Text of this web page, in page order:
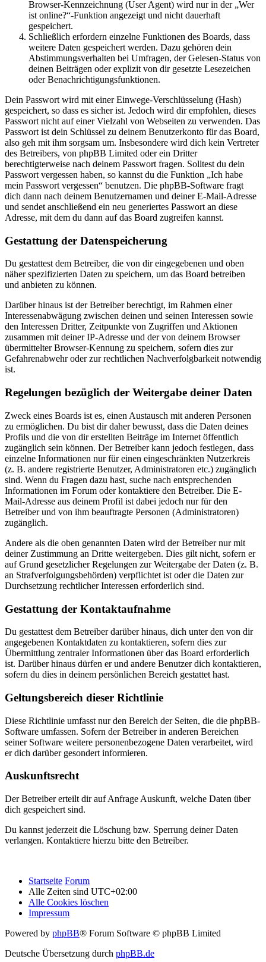
Browser-Kennzeichnung (User Agent) wird nur in der „Wer
ist online?“-Funktion angezeigt und nicht dauerhaft
gespeichert.
Schließlich erfordern einzelne Funktionen des Boards, dass
weitere Daten gespeichert werden. Dazu gehören dein
Abstimmungsverhalten bei Umfragen, der Gelesen-Status von
deinen Beiträgen oder explizit von dir gesetzte Lesezeichen
oder Benachrichtigungsfunktionen.
Dein Passwort wird mit einer Einwege-Verschlüsselung (Hash)
gespeichert, so dass es sicher ist. Jedoch wird dir empfohlen, dieses
Passwort nicht auf einer Vielzahl von Webseiten zu verwenden. Das
Passwort ist dein Schlüssel zu deinem Benutzerkonto für das Board,
also geh mit ihm sorgsam um. Insbesondere wird dich kein Vertreter
des Betreibers, von phpBB Limited oder ein Dritter
berechtigterweise nach deinem Passwort fragen. Solltest du dein
Passwort vergessen haben, so kannst du die Funktion „Ich habe
mein Passwort vergessen“ benutzen. Die phpBB-Software fragt
dich dann nach deinem Benutzernamen und deiner E-Mail-Adresse
und sendet anschließend ein neu generiertes Passwort an diese
Adresse, mit dem du dann auf das Board zugreifen kannst.
Gestattung der Datenspeicherung
Du gestattest dem Betreiber, die von dir eingegebenen und oben
näher spezifizierten Daten zu speichern, um das Board betreiben
und anbieten zu können.
Darüber hinaus ist der Betreiber berechtigt, im Rahmen einer
Interessenabwägung zwischen deinen und seinen Interessen sowie
den Interessen Dritter, Zeitpunkte von Zugriffen und Aktionen
zusammen mit deiner IP-Adresse und der von deinem Browser
übermittelter Browser-Kennung zu speichern, sofern dies zur
Gefahrenabwehr oder zur rechtlichen Nachverfolgbarkeit notwendig
ist.
Regelungen bezüglich der Weitergabe deiner Daten
Zweck eines Boards ist es, einen Austausch mit anderen Personen
zu ermöglichen. Du bist dir daher bewusst, dass die Daten deines
Profils und die von dir erstellten Beiträge im Internet öffentlich
zugänglich sein können. Der Betreiber kann jedoch festlegen, dass
einzelne Informationen nur für einen eingeschränkten Nutzerkreis
(z. B. andere registrierte Benutzer, Administratoren etc.) zugänglich
sind. Wenn du Fragen dazu hast, suche nach entsprechenden
Informationen im Forum oder kontaktiere den Betreiber. Die E-
Mail-Adresse aus deinem Profil ist dabei jedoch nur für den
Betreiber und von ihm beauftragte Personen (Administratoren)
zugänglich.
Andere als die oben genannten Daten wird der Betreiber nur mit
deiner Zustimmung an Dritte weitergeben. Dies gilt nicht, sofern er
auf Grund gesetzlicher Regelungen zur Weitergabe der Daten (z. B.
an Strafverfolgungsbehörden) verpflichtet ist oder die Daten zur
Durchsetzung rechtlicher Interessen erforderlich sind.
Gestattung der Kontaktaufnahme
Du gestattest dem Betreiber darüber hinaus, dich unter den von dir
angegebenen Kontaktdaten zu kontaktieren, sofern dies zur
Übermittlung zentraler Informationen über das Board erforderlich
ist. Darüber hinaus dürfen er und andere Benutzer dich kontaktieren,
sofern du dies in deinem persönlichen Bereich gestattet hast.
Geltungsbereich dieser Richtlinie
Diese Richtlinie umfasst nur den Bereich der Seiten, die die phpBB-
Software umfassen. Sofern der Betreiber in anderen Bereichen
seiner Software weitere personenbezogene Daten verarbeitet, wird
er dich darüber gesondert informieren.
Auskunftsrecht
Der Betreiber erteilt dir auf Anfrage Auskunft, welche Daten über
dich gespeichert sind.
Du kannst jederzeit die Löschung bzw. Sperrung deiner Daten
verlangen. Kontaktiere hierzu bitte den Betreiber.
Startseite Forum
Alle Zeiten sind UTC+02:00
Alle Cookies löschen
Impressum
Powered by phpBB® Forum Software © phpBB Limited
Deutsche Übersetzung durch phpBB.de